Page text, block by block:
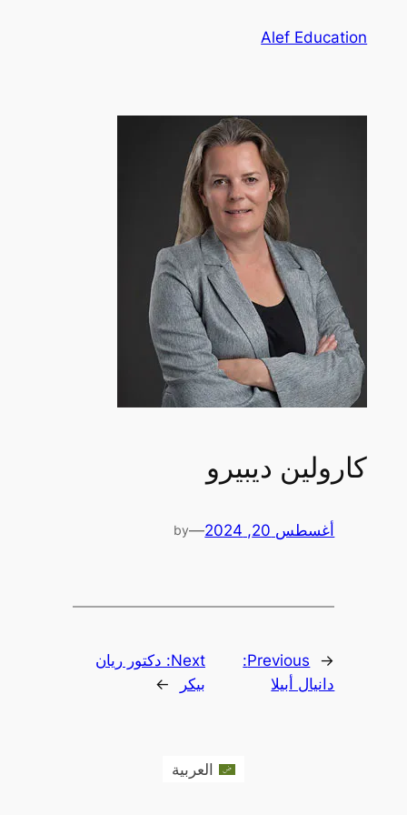
Alef Education
كارولين ديبيرو
أغسطس 20, 2024 —
by
←
Previous:
دانيال أبيلا
Next: دكتور ريان
بيكر
→
العربية